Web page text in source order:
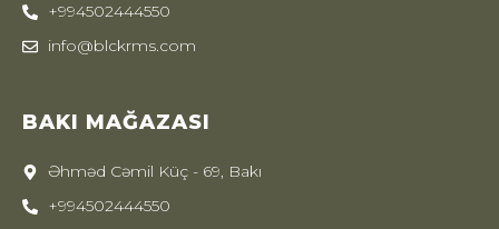
+994502444550
info@blckrms.com
BAKI MAĞAZASI
Əhməd Cəmil Küç - 69, Bakı
+994502444550